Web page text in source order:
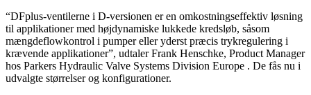
“DFplus-ventilerne i D-versionen er en omkostningseffektiv løsning
til applikationer med højdynamiske lukkede kredsløb, såsom
mængdeflowkontrol i pumper eller yderst præcis trykregulering i
krævende applikationer”, udtaler Frank Henschke, Product Manager
hos Parkers Hydraulic Valve Systems Division Europe . De fås nu i
udvalgte størrelser og konfigurationer.